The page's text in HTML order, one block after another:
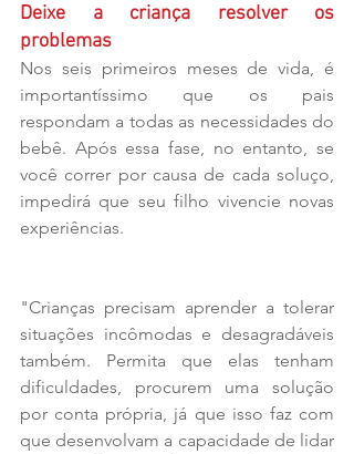
Deixe a criança resolver os
problemas
Nos seis primeiros meses de vida, é
importantíssimo que os pais
respondam a todas as necessidades do
bebê. Após essa fase, no entanto, se
você correr por causa de cada soluço,
impedirá que seu filho vivencie novas
experiências.
"Crianças precisam aprender a tolerar
situações incômodas e desagradáveis
também. Permita que elas tenham
dificuldades, procurem uma solução
por conta própria, já que isso faz com
que desenvolvam a capacidade de lidar